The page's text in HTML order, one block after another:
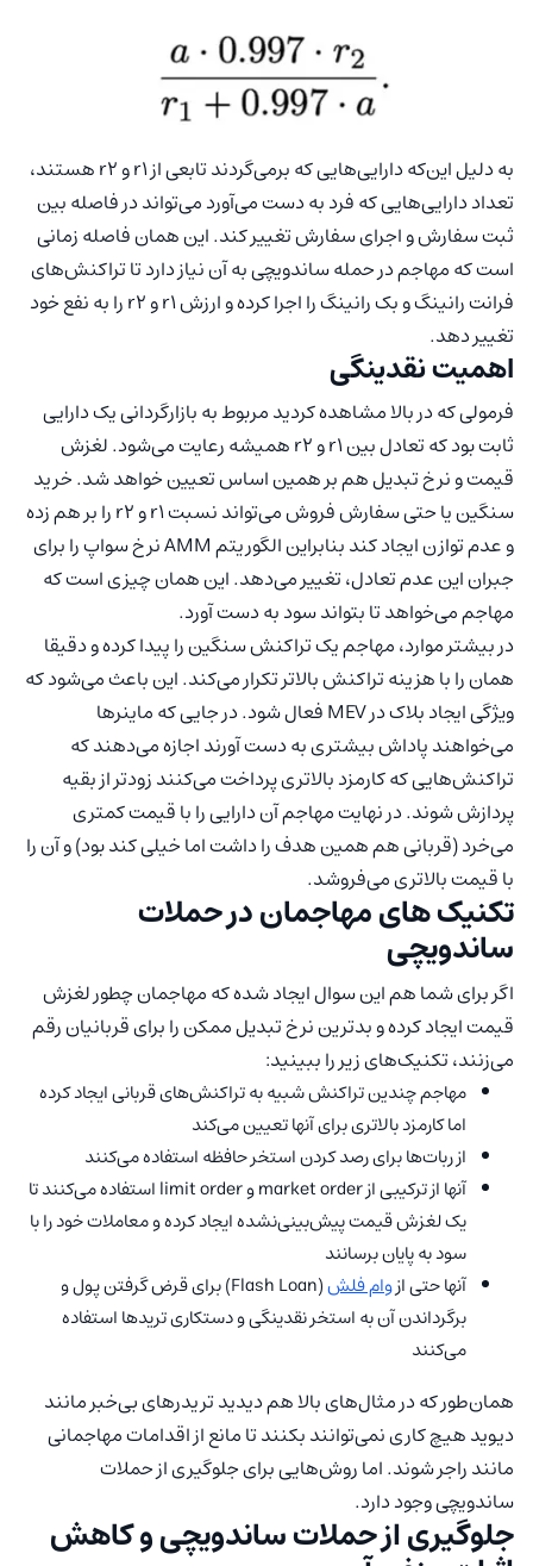
به دلیل این‌که دارایی‌هایی که برمی‌گردند تابعی از r1 و r2 هستند،
تعداد دارایی‌هایی که فرد به دست می‌آورد می‌تواند در فاصله بین
ثبت سفارش و اجرای سفارش تغییر کند. این همان فاصله زمانی
است که مهاجم در حمله ساندویچی به آن نیاز دارد تا تراکنش‌های
فرانت رانینگ و بک رانینگ را اجرا کرده و ارزش r1 و r2 را به نفع خود
تغییر دهد.
اهمیت نقدینگی
فرمولی که در بالا مشاهده کردید مربوط به بازارگردانی یک دارایی
ثابت بود که تعادل بین r1 و r2 همیشه رعایت می‌شود. لغزش
قیمت و نرخ تبدیل هم بر همین اساس تعیین خواهد شد. خرید
سنگین یا حتی سفارش فروش می‌تواند نسبت r1 و r2 را بر هم زده
و عدم توازن ایجاد کند بنابراین الگوریتم AMM نرخ سواپ را برای
جبران این عدم تعادل، تغییر می‌دهد. این همان چیزی است که
مهاجم می‌خواهد تا بتواند سود به دست آورد.
در بیشتر موارد، مهاجم یک تراکنش سنگین را پیدا کرده و دقیقا
همان را با هزینه تراکنش بالاتر تکرار می‌کند. این باعث می‌شود که
ویژگی ایجاد بلاک در MEV فعال شود. در جایی که ماینرها
می‌خواهند پاداش بیشتری به دست آورند اجازه می‌دهند که
تراکنش‌هایی که کارمزد بالاتری پرداخت می‌کنند زودتر از بقیه
پردازش شوند. در نهایت مهاجم آن دارایی را با قیمت کمتری
می‌خرد (قربانی هم همین هدف را داشت اما خیلی کند بود) و آن را
با قیمت بالاتری می‌فروشد.
تکنیک های مهاجمان در حملات
ساندویچی
اگر برای شما هم این سوال ایجاد شده که مهاجمان چطور لغزش
قیمت ایجاد کرده و بدترین نرخ تبدیل ممکن را برای قربانیان رقم
می‌زنند، تکنیک‌های زیر را ببینید:
مهاجم چندین تراکنش شبیه به تراکنش‌های قربانی ایجاد کرده
اما کارمزد بالاتری برای آنها تعیین می‌کند
از ربات‌‌ها برای رصد کردن استخر حافظه استفاده می‌کنند
آنها از ترکیبی از market order و limit order استفاده می‌کنند تا
یک لغزش قیمت پیش‌بینی‌نشده ایجاد کرده و معاملات خود را با
سود به پایان برسانند
آنها حتی ازوام فلش
(Flash Loan) برای قرض گرفتن پول و
برگرداندن آن به استخر نقدینگی و دستکاری تریدها استفاده
می‌کنند
همان‌طور که در مثال‌های بالا هم دیدید تریدرهای بی‌خبر مانند
دیوید هیچ کاری نمی‌توانند بکنند تا مانع از اقدامات مهاجمانی
مانند راجر شوند. اما روش‌هایی برای جلوگیری از حملات
ساندویچی وجود دارد.
جلوگیری از حملات ساندویچی و کاهش